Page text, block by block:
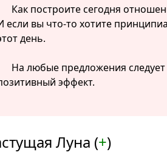
Как построите сегодня
если вы что-то хотите
день.
На любые предложения
эффект.
Луна (+)